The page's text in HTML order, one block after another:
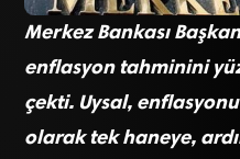
Merkez Bankası
enflasyon tahminini
çekti. Uysal, enflasyonu
olarak tek haneye,